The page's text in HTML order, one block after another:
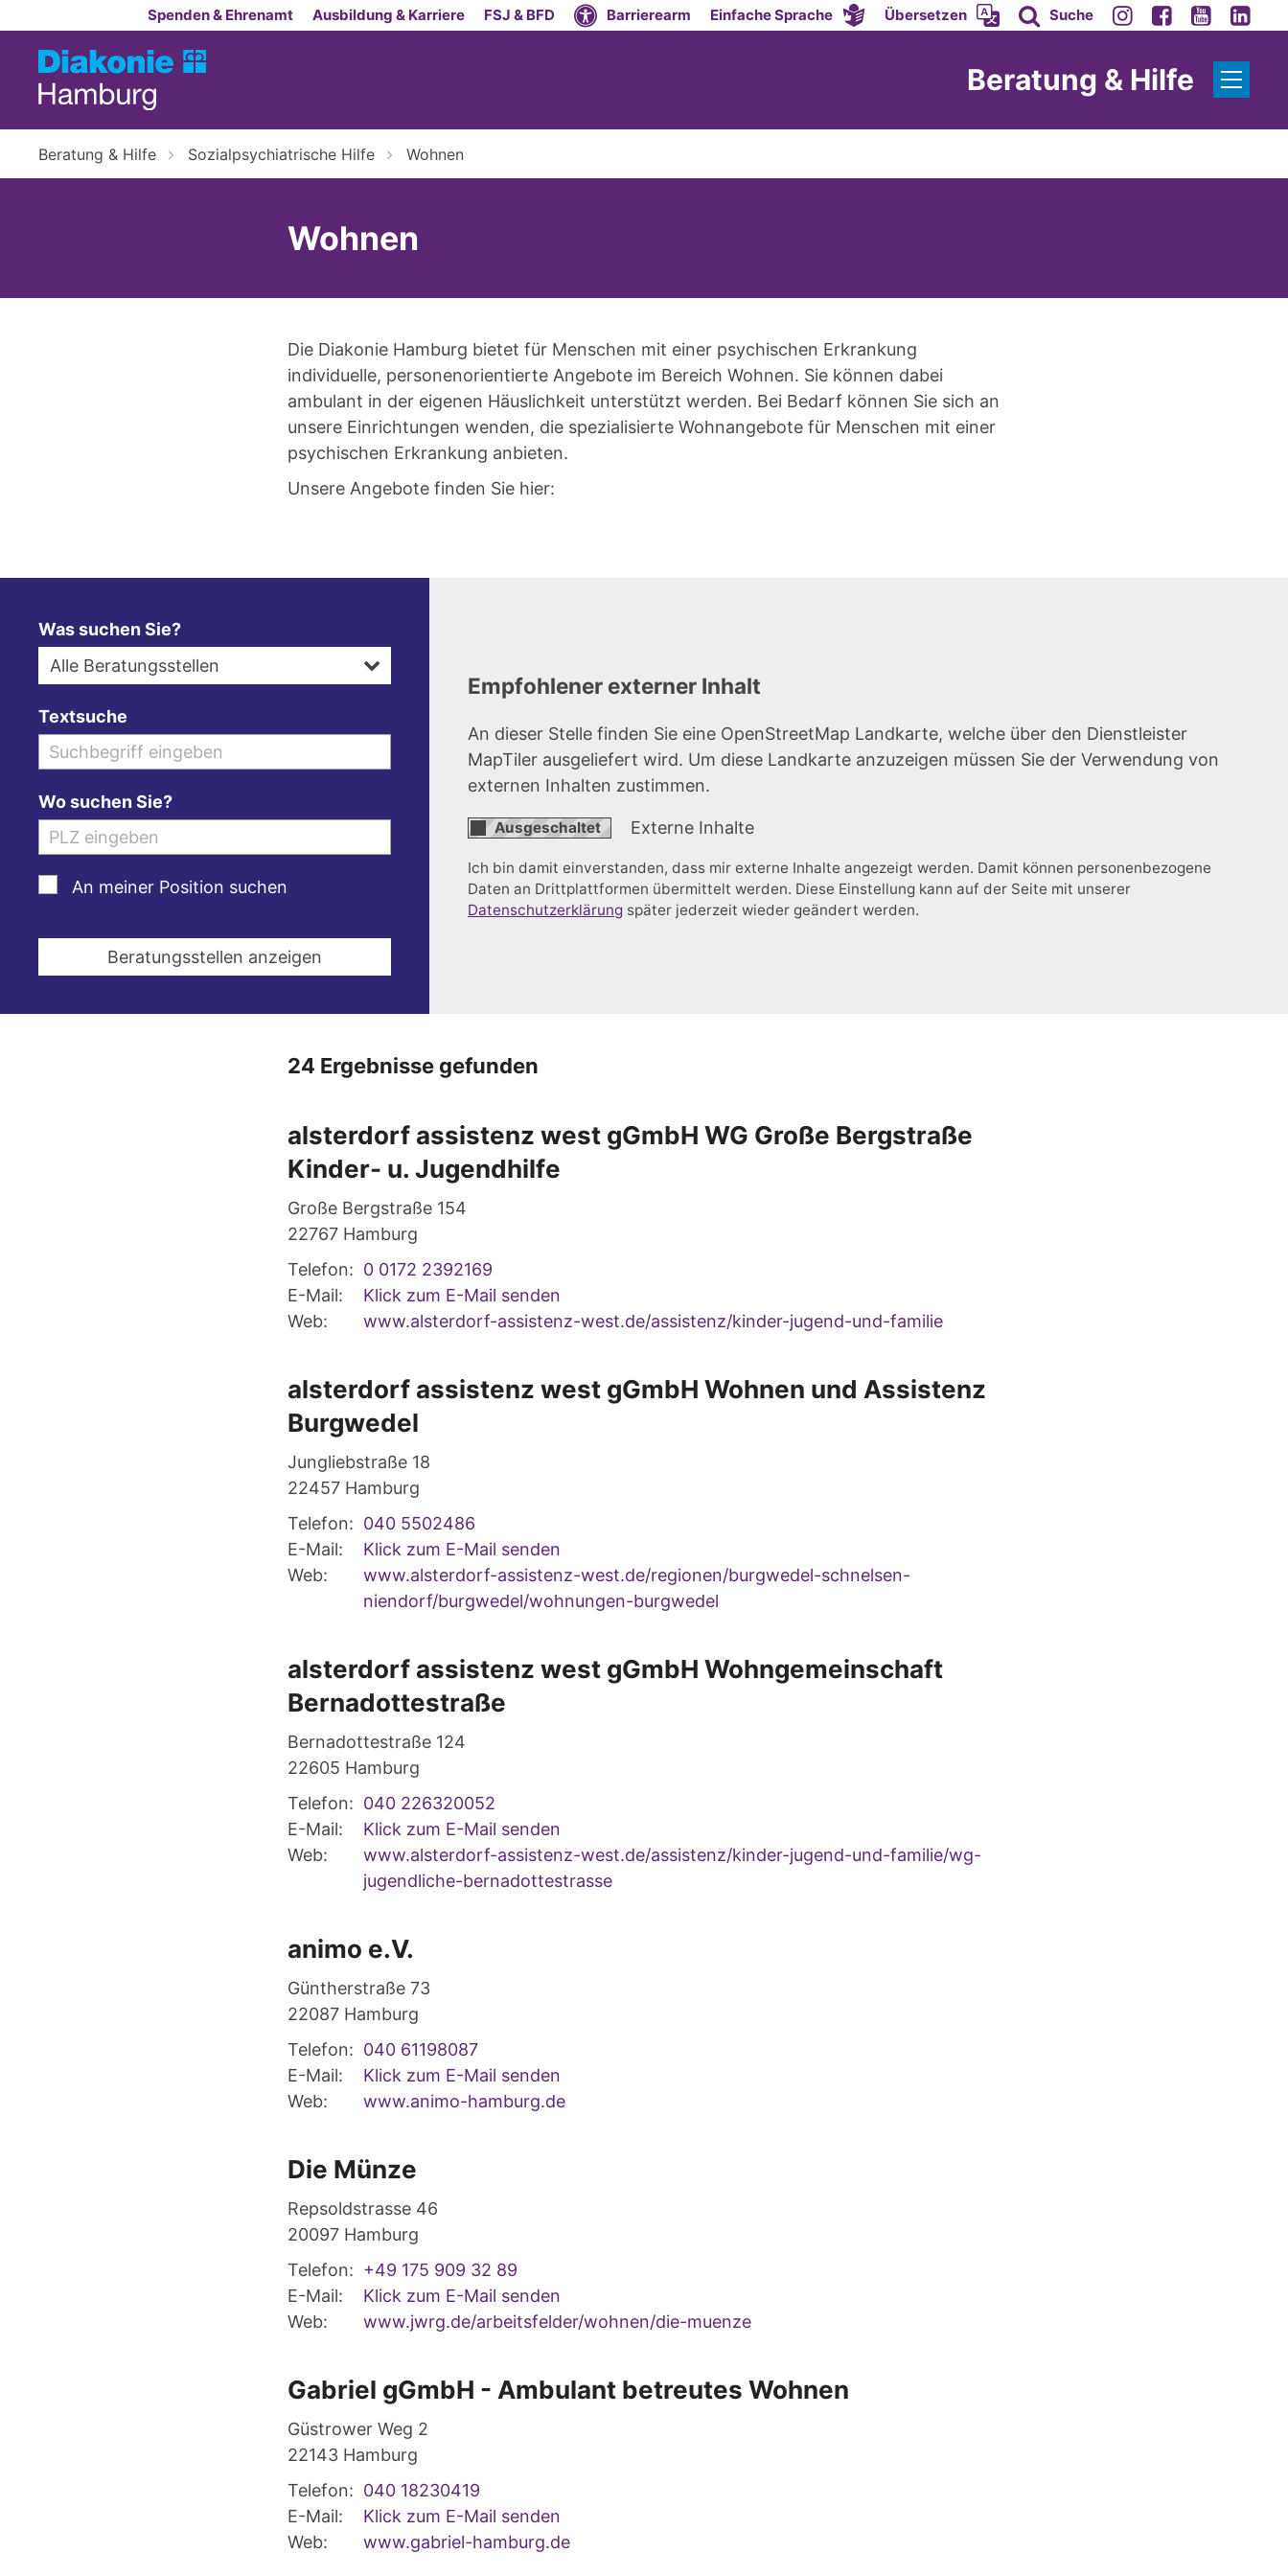
Zum Inhalt springenSpenden & Ehrenamt Ausbildung & Karriere FSJ & BFD Barrierearm Einfache Sprache Übersetzen Suche
Beratung & Hilfe
Beratung & Hilfe Sozialpsychiatrische Hilfe Wohnen
Wohnen
Die Diakonie Hamburg bietet für Menschen mit einer psychischen Erkrankung
individuelle, personenorientierte Angebote im Bereich Wohnen. Sie können dabei
ambulant in der eigenen Häuslichkeit unterstützt werden. Bei Bedarf können Sie sich an
unsere Einrichtungen wenden, die spezialisierte Wohnangebote für Menschen mit einer
psychischen Erkrankung anbieten.
Unsere Angebote finden Sie hier:
Was suchen Sie?
Alle Beratungsstellen
Textsuche
Wo suchen Sie?
An meiner Position suchen
Empfohlener externer Inhalt
An dieser Stelle finden Sie eine OpenStreetMap Landkarte, welche über den Dienstleister
MapTiler ausgeliefert wird. Um diese Landkarte anzuzeigen müssen Sie der Verwendung von
externen Inhalten zustimmen.
Externe Inhalte
Ich bin damit einverstanden, dass mir externe Inhalte angezeigt werden. Damit können personenbezogene
Daten an Drittplattformen übermittelt werden. Diese Einstellung kann auf der Seite mit unserer
Datenschutzerklärung später jederzeit wieder geändert werden.
24 Ergebnisse gefunden
alsterdorf assistenz west gGmbH WG Große Bergstraße
Kinder- u. Jugendhilfe
Große Bergstraße 154
22767 Hamburg
Telefon: 0 0172 2392169
E-Mail:
Klick zum E-Mail senden
Web:
www.alsterdorf-assistenz-west.de/assistenz/kinder-jugend-und-familie
alsterdorf assistenz west gGmbH Wohnen und Assistenz
Burgwedel
Jungliebstraße 18
22457 Hamburg
Telefon: 040 5502486
E-Mail:
Klick zum E-Mail senden
Web:
www.alsterdorf-assistenz-west.de/regionen/burgwedel-schnelsen-
niendorf/burgwedel/wohnungen-burgwedel
alsterdorf assistenz west gGmbH Wohngemeinschaft
Bernadottestraße
Bernadottestraße 124
22605 Hamburg
Telefon: 040 226320052
E-Mail:
Klick zum E-Mail senden
Web:
www.alsterdorf-assistenz-west.de/assistenz/kinder-jugend-und-familie/wg-
jugendliche-bernadottestrasse
animo e.V.
Güntherstraße 73
22087 Hamburg
Telefon: 040 61198087
E-Mail:
Klick zum E-Mail senden
Web:
www.animo-hamburg.de
Die Münze
Repsoldstrasse 46
20097 Hamburg
Telefon: +49 175 909 32 89
E-Mail:
Klick zum E-Mail senden
Web:
www.jwrg.de/arbeitsfelder/wohnen/die-muenze
Gabriel gGmbH - Ambulant betreutes Wohnen
Güstrower Weg 2
22143 Hamburg
Telefon: 040 18230419
E-Mail:
Klick zum E-Mail senden
Web:
www.gabriel-hamburg.de